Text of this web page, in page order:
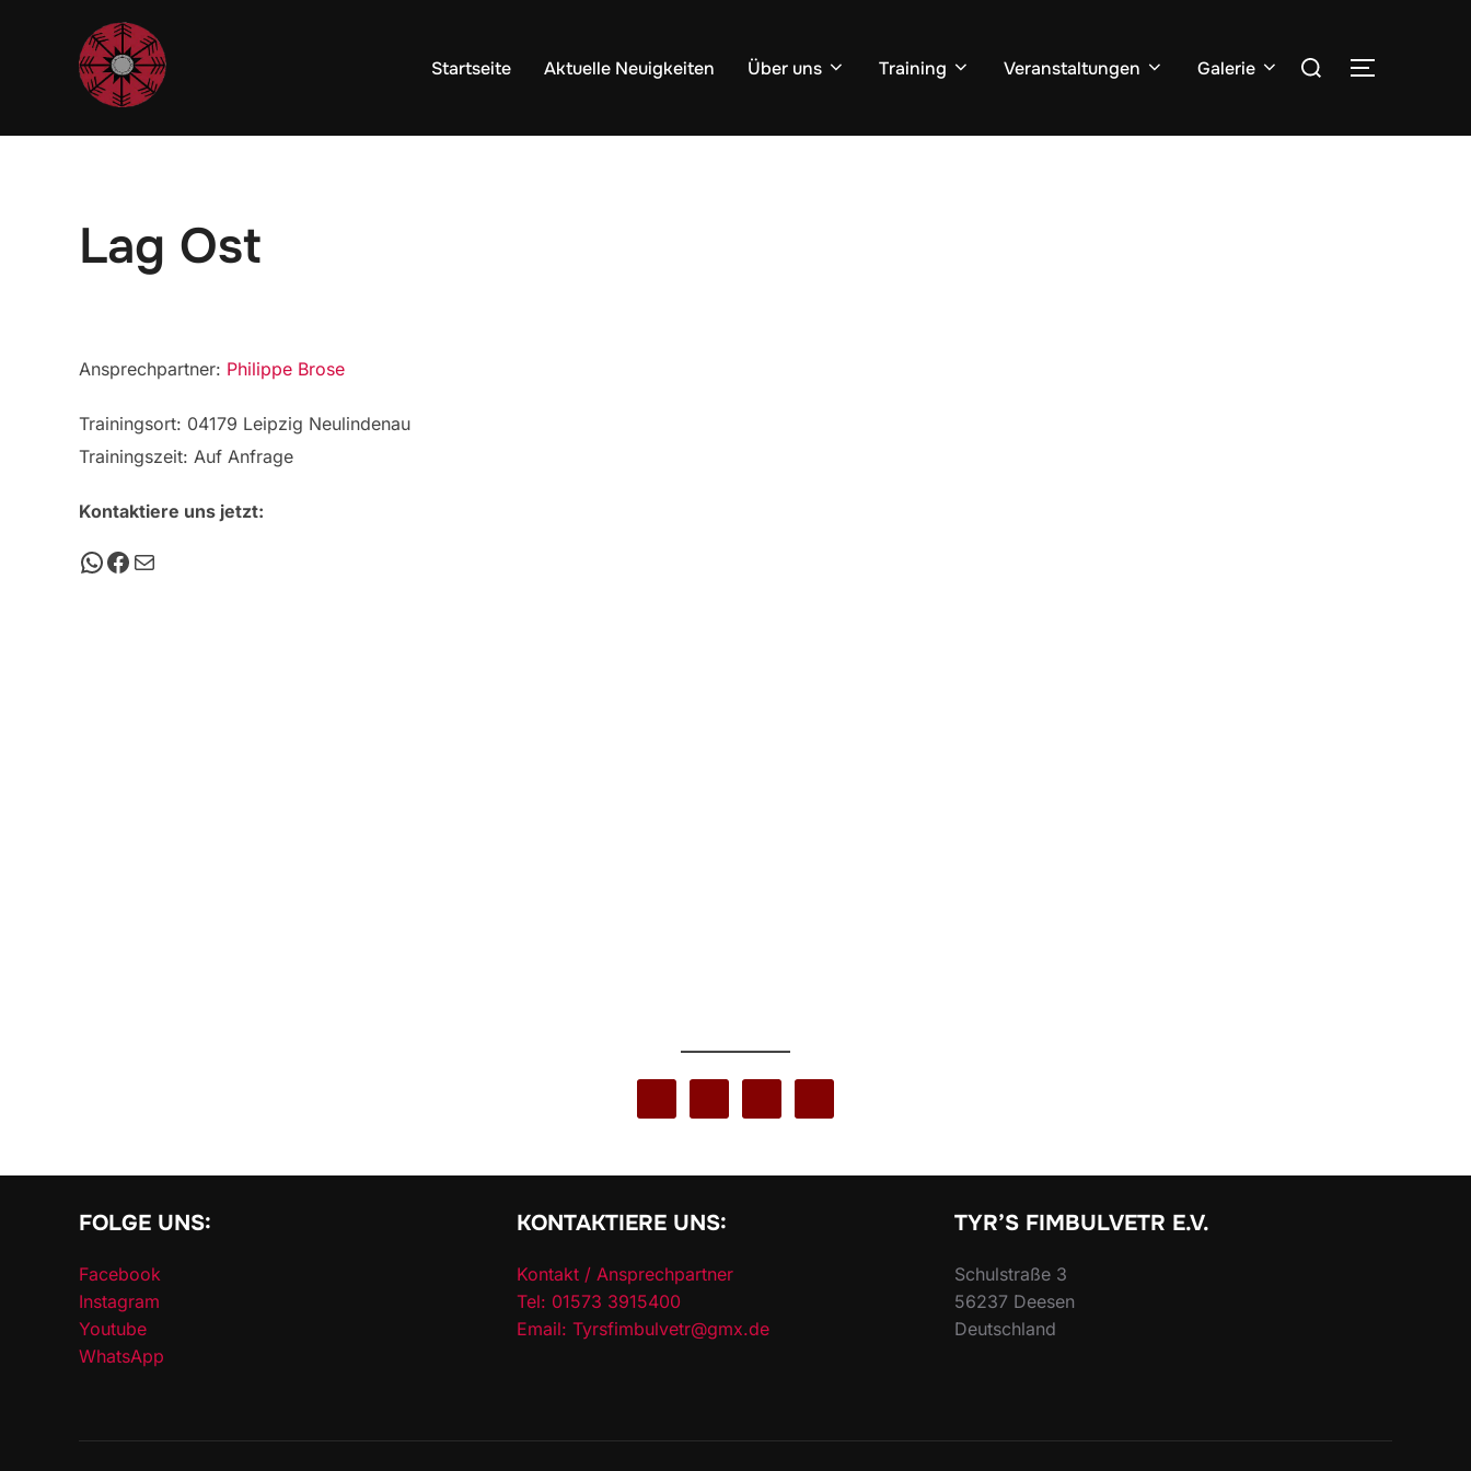
Startseite Aktuelle Neuigkeiten Über uns Training Veranstaltungen Galerie
Lag Ost
Ansprechpartner: Philippe Brose
Trainingsort: 04179 Leipzig Neulindenau
Trainingszeit: Auf Anfrage
Kontaktiere uns jetzt:
FOLGE UNS:
Facebook
Instagram
Youtube
WhatsApp
KONTAKTIERE UNS:
Kontakt / Ansprechpartner
Tel: 01573 3915400
Email: Tyrsfimbulvetr@gmx.de
TYR’S FIMBULVETR E.V.
Schulstraße 3
56237 Deesen
Deutschland